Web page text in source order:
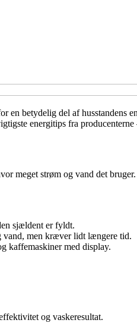
betydelig del af husstandens
energitips fra
meget strøm og vand det
sjældent er fyldt.
vand, men kræver lidt længere tid.
kaffemaskiner med display.
og vaskeresultat.